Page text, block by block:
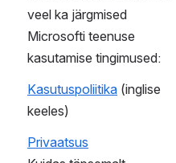
Abi postkasti
seadistamiseks ja
veebilehtedelt
Microso
ft 365 help & learning | Mic
rosoft Support
Sisestage otsingusõna ja